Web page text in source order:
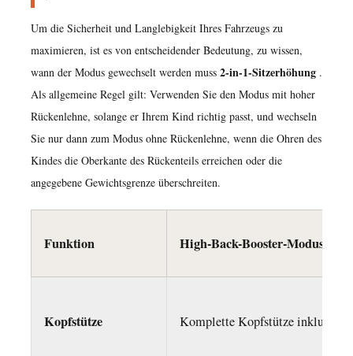
(SIP)
Verstellbare
Riemenpositionierung
Um die Sicherheit und Langlebigkeit Ihres Fahrzeugs zu
maximieren, ist es von entscheidender Bedeutung, zu wissen,
wann der Modus gewechselt werden muss 2-in-1-Sitzerhöhung .
Als allgemeine Regel gilt: Verwenden Sie den Modus mit hoher
Rückenlehne, solange er Ihrem Kind richtig passt, und wechseln
Sie nur dann zum Modus ohne Rückenlehne, wenn die Ohren des
Kindes die Oberkante des Rückenteils erreichen oder die
angegebene Gewichtsgrenze überschreiten.
Funktion High-Back-Booster-Modus
Kopfstütze Komplette Kopfstütze inklusive